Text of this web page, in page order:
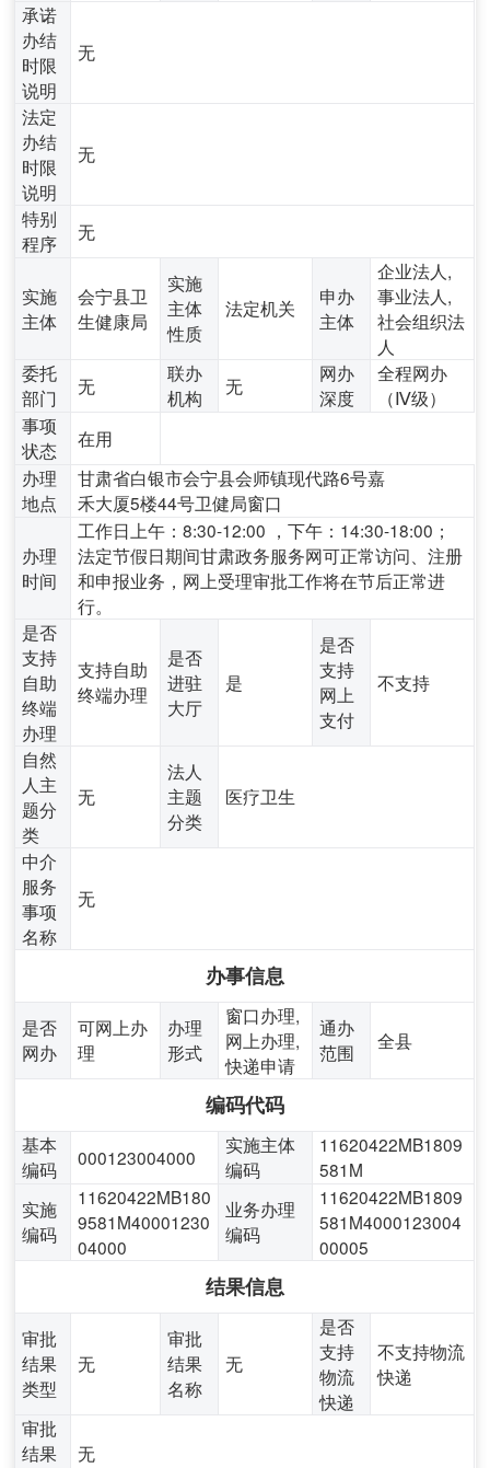
承诺
办结
时限
说明
无
法定
办结
时限
说明
无
特别
程序
无
实施
主体
会宁县卫
生健康局
实施
主体
性质
法定机关
申办
主体
企业法人,
事业法人,
社会组织法
人
委托
部门
无
联办
机构
无
网办
深度
全程网办
（Ⅳ级）
事项
状态
在用
办理
地点
甘肃省白银市会宁县会师镇现代路6号嘉
禾大厦5楼44号卫健局窗口
办理
时间
工作日上午：8:30-12:00 ，下午：14:30-18:00；
法定节假日期间甘肃政务服务网可正常访问、注册
和申报业务，网上受理审批工作将在节后正常进
行。
是否
支持
自助
终端
办理
支持自助
终端办理
是否
进驻
大厅
是
是否
支持
网上
支付
不支持
自然
人主
题分
类
无
法人
主题
分类
医疗卫生
中介
服务
事项
名称
无
办事信息
是否
网办
可网上办
理
办理
形式
窗口办理,
网上办理,
快递申请
通办
范围
全县
编码代码
基本
编码
000123004000
实施主体
编码
11620422MB1809
581M
实施
编码
11620422MB180
9581M40001230
04000
业务办理
编码
11620422MB1809
581M4000123004
00005
结果信息
审批
结果
类型
无
审批
结果
名称
无
是否
支持
物流
快递
不支持物流
快递
审批
结果
无